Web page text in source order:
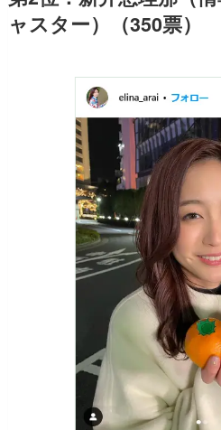
ャスター）（350票）